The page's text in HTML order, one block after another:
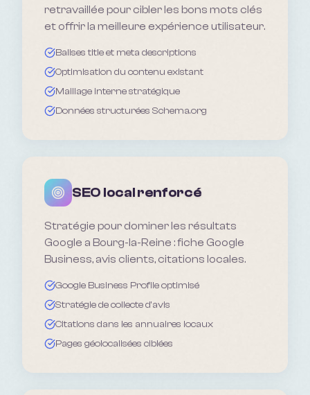
retravaillée pour cibler les bons mots clés
et offrir la meilleure expérience utilisateur.
Balises title et meta descriptions
Optimisation du contenu existant
Maillage interne stratégique
Données structurées Schema.org
SEO local renforcé
Stratégie pour dominer les résultats
Google a Bourg-la-Reine : fiche Google
Business, avis clients, citations locales.
Google Business Profile optimisé
Stratégie de collecte d'avis
Citations dans les annuaires locaux
Pages géolocalisées ciblées